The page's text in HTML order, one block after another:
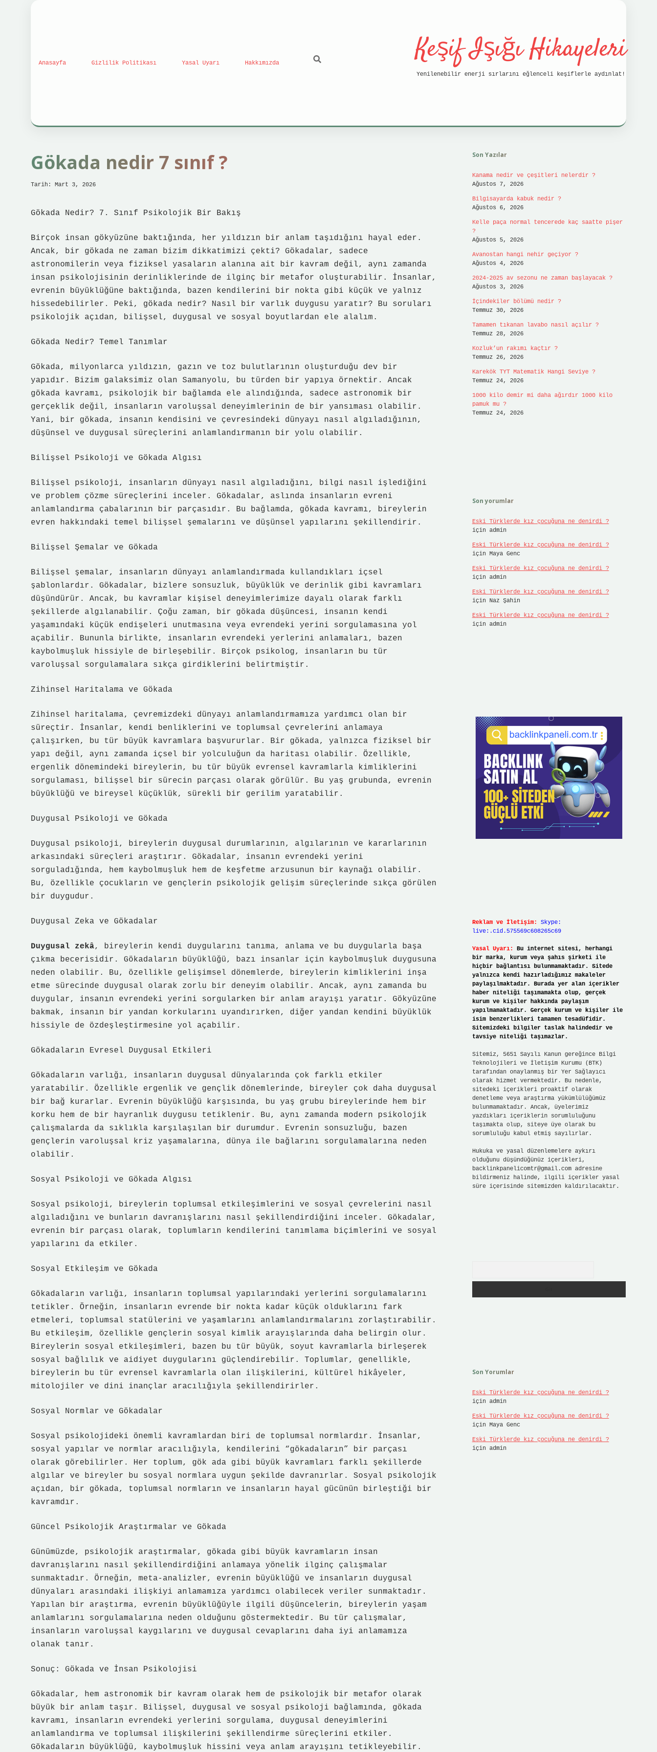
Anasayfa Gizlilik Politikası Yasal Uyarı Hakkımızda Keşif Işığı Hikayeleri
Yenilenebilir enerji sırlarını eğlenceli keşiflerle aydınlat!
Gökada nedir 7 sınıf ?
Tarih: Mart 3, 2026
Gökada Nedir? 7. Sınıf Psikolojik Bir Bakış
Birçok insan gökyüzüne baktığında, her yıldızın bir anlam taşıdığını hayal eder.
Ancak, bir gökada ne zaman bizim dikkatimizi çekti? Gökadalar, sadece
astronomilerin veya fiziksel yasaların alanına ait bir kavram değil, aynı zamanda
insan psikolojisinin derinliklerinde de ilginç bir metafor oluşturabilir. İnsanlar,
evrenin büyüklüğüne baktığında, bazen kendilerini bir nokta gibi küçük ve yalnız
hissedebilirler. Peki, gökada nedir? Nasıl bir varlık duygusu yaratır? Bu soruları
psikolojik açıdan, bilişsel, duygusal ve sosyal boyutlardan ele alalım.
Gökada Nedir? Temel Tanımlar
Gökada, milyonlarca yıldızın, gazın ve toz bulutlarının oluşturduğu dev bir
yapıdır. Bizim galaksimiz olan Samanyolu, bu türden bir yapıya örnektir. Ancak
gökada kavramı, psikolojik bir bağlamda ele alındığında, sadece astronomik bir
gerçeklik değil, insanların varoluşsal deneyimlerinin de bir yansıması olabilir.
Yani, bir gökada, insanın kendisini ve çevresindeki dünyayı nasıl algıladığının,
düşünsel ve duygusal süreçlerini anlamlandırmanın bir yolu olabilir.
Bilişsel Psikoloji ve Gökada Algısı
Bilişsel psikoloji, insanların dünyayı nasıl algıladığını, bilgi nasıl işlediğini
ve problem çözme süreçlerini inceler. Gökadalar, aslında insanların evreni
anlamlandırma çabalarının bir parçasıdır. Bu bağlamda, gökada kavramı, bireylerin
evren hakkındaki temel bilişsel şemalarını ve düşünsel yapılarını şekillendirir.
Bilişsel Şemalar ve Gökada
Bilişsel şemalar, insanların dünyayı anlamlandırmada kullandıkları içsel
şablonlardır. Gökadalar, bizlere sonsuzluk, büyüklük ve derinlik gibi kavramları
düşündürür. Ancak, bu kavramlar kişisel deneyimlerimize dayalı olarak farklı
şekillerde algılanabilir. Çoğu zaman, bir gökada düşüncesi, insanın kendi
yaşamındaki küçük endişeleri unutmasına veya evrendeki yerini sorgulamasına yol
açabilir. Bununla birlikte, insanların evrendeki yerlerini anlamaları, bazen
kaybolmuşluk hissiyle de birleşebilir. Birçok psikolog, insanların bu tür
varoluşsal sorgulamalara sıkça girdiklerini belirtmiştir.
Zihinsel Haritalama ve Gökada
Zihinsel haritalama, çevremizdeki dünyayı anlamlandırmamıza yardımcı olan bir
süreçtir. İnsanlar, kendi benliklerini ve toplumsal çevrelerini anlamaya
çalışırken, bu tür büyük kavramlara başvururlar. Bir gökada, yalnızca fiziksel bir
yapı değil, aynı zamanda içsel bir yolculuğun da haritası olabilir. Özellikle,
ergenlik dönemindeki bireylerin, bu tür büyük evrensel kavramlarla kimliklerini
sorgulaması, bilişsel bir sürecin parçası olarak görülür. Bu yaş grubunda, evrenin
büyüklüğü ve bireysel küçüklük, sürekli bir gerilim yaratabilir.
Duygusal Psikoloji ve Gökada
Duygusal psikoloji, bireylerin duygusal durumlarının, algılarının ve kararlarının
arkasındaki süreçleri araştırır. Gökadalar, insanın evrendeki yerini
sorguladığında, hem kaybolmuşluk hem de keşfetme arzusunun bir kaynağı olabilir.
Bu, özellikle çocukların ve gençlerin psikolojik gelişim süreçlerinde sıkça görülen
bir duygudur.
Duygusal Zeka ve Gökadalar
Duygusal zekâ, bireylerin kendi duygularını tanıma, anlama ve bu duygularla başa
çıkma becerisidir. Gökadaların büyüklüğü, bazı insanlar için kaybolmuşluk duygusuna
neden olabilir. Bu, özellikle gelişimsel dönemlerde, bireylerin kimliklerini inşa
etme sürecinde duygusal olarak zorlu bir deneyim olabilir. Ancak, aynı zamanda bu
duygular, insanın evrendeki yerini sorgularken bir anlam arayışı yaratır. Gökyüzüne
bakmak, insanın bir yandan korkularını uyandırırken, diğer yandan kendini büyüklük
hissiyle de özdeşleştirmesine yol açabilir.
Gökadaların Evresel Duygusal Etkileri
Gökadaların varlığı, insanların duygusal dünyalarında çok farklı etkiler
yaratabilir. Özellikle ergenlik ve gençlik dönemlerinde, bireyler çok daha duygusal
bir bağ kurarlar. Evrenin büyüklüğü karşısında, bu yaş grubu bireylerinde hem bir
korku hem de bir hayranlık duygusu tetiklenir. Bu, aynı zamanda modern psikolojik
çalışmalarda da sıklıkla karşılaşılan bir durumdur. Evrenin sonsuzluğu, bazen
gençlerin varoluşsal kriz yaşamalarına, dünya ile bağlarını sorgulamalarına neden
olabilir.
Sosyal Psikoloji ve Gökada Algısı
Sosyal psikoloji, bireylerin toplumsal etkileşimlerini ve sosyal çevrelerini nasıl
algıladığını ve bunların davranışlarını nasıl şekillendirdiğini inceler. Gökadalar,
evrenin bir parçası olarak, toplumların kendilerini tanımlama biçimlerini ve sosyal
yapılarını da etkiler.
Sosyal Etkileşim ve Gökada
Gökadaların varlığı, insanların toplumsal yapılarındaki yerlerini sorgulamalarını
tetikler. Örneğin, insanların evrende bir nokta kadar küçük olduklarını fark
etmeleri, toplumsal statülerini ve yaşamlarını anlamlandırmalarını zorlaştırabilir.
Bu etkileşim, özellikle gençlerin sosyal kimlik arayışlarında daha belirgin olur.
Bireylerin sosyal etkileşimleri, bazen bu tür büyük, soyut kavramlarla birleşerek
sosyal bağlılık ve aidiyet duygularını güçlendirebilir. Toplumlar, genellikle,
bireylerin bu tür evrensel kavramlarla olan ilişkilerini, kültürel hikâyeler,
mitolojiler ve dini inançlar aracılığıyla şekillendirirler.
Sosyal Normlar ve Gökadalar
Sosyal psikolojideki önemli kavramlardan biri de toplumsal normlardır. İnsanlar,
sosyal yapılar ve normlar aracılığıyla, kendilerini “gökadaların” bir parçası
olarak görebilirler. Her toplum, gök ada gibi büyük kavramları farklı şekillerde
algılar ve bireyler bu sosyal normlara uygun şekilde davranırlar. Sosyal psikolojik
açıdan, bir gökada, toplumsal normların ve insanların hayal gücünün birleştiği bir
kavramdır.
Güncel Psikolojik Araştırmalar ve Gökada
Günümüzde, psikolojik araştırmalar, gökada gibi büyük kavramların insan
davranışlarını nasıl şekillendirdiğini anlamaya yönelik ilginç çalışmalar
sunmaktadır. Örneğin, meta-analizler, evrenin büyüklüğü ve insanların duygusal
dünyaları arasındaki ilişkiyi anlamamıza yardımcı olabilecek veriler sunmaktadır.
Yapılan bir araştırma, evrenin büyüklüğüyle ilgili düşüncelerin, bireylerin yaşam
anlamlarını sorgulamalarına neden olduğunu göstermektedir. Bu tür çalışmalar,
insanların varoluşsal kaygılarını ve duygusal cevaplarını daha iyi anlamamıza
olanak tanır.
Sonuç: Gökada ve İnsan Psikolojisi
Gökadalar, hem astronomik bir kavram olarak hem de psikolojik bir metafor olarak
büyük bir anlam taşır. Bilişsel, duygusal ve sosyal psikoloji bağlamında, gökada
kavramı, insanların evrendeki yerlerini sorgulama, duygusal deneyimlerini
anlamlandırma ve toplumsal ilişkilerini şekillendirme süreçlerini etkiler.
Gökadaların büyüklüğü, kaybolmuşluk hissini veya anlam arayışını tetikleyebilir.
Son Yazılar
Kanama nedir ve çeşitleri nelerdir ?
Ağustos 7, 2026
Bilgisayarda kabuk nedir ?
Ağustos 6, 2026
Kelle paça normal tencerede kaç saatte pişer
?
Ağustos 5, 2026
Avanostan hangi nehir geçiyor ?
Ağustos 4, 2026
2024-2025 av sezonu ne zaman başlayacak ?
Ağustos 3, 2026
İçindekiler bölümü nedir ?
Temmuz 30, 2026
Tamamen tıkanan lavabo nasıl açılır ?
Temmuz 28, 2026
Kozluk’un rakımı kaçtır ?
Temmuz 26, 2026
Karekök TYT Matematik Hangi Seviye ?
Temmuz 24, 2026
1000 kilo demir mi daha ağırdır 1000 kilo
pamuk mu ?
Temmuz 24, 2026
Son yorumlar
Eski Türklerde kız çocuğuna ne denirdi ?
için admin
Eski Türklerde kız çocuğuna ne denirdi ?
için Maya Genc
Eski Türklerde kız çocuğuna ne denirdi ?
için admin
Eski Türklerde kız çocuğuna ne denirdi ?
için Naz Şahin
Eski Türklerde kız çocuğuna ne denirdi ?
için admin
Reklam ve İletişim:
Skype:
live:.cid.575569c608265c69
Yasal Uyarı:
Bu internet sitesi, herhangi
bir marka, kurum veya şahıs şirketi ile
hiçbir bağlantısı bulunmamaktadır. Sitede
yalnızca kendi hazırladığımız makaleler
paylaşılmaktadır. Burada yer alan içerikler
haber niteliği taşımamakta olup, gerçek
kurum ve kişiler hakkında paylaşım
yapılmamaktadır. Gerçek kurum ve kişiler ile
isim benzerlikleri tamamen tesadüfidir.
Sitemizdeki bilgiler taslak halindedir ve
tavsiye niteliği taşımazlar.
Sitemiz, 5651 Sayılı Kanun gereğince Bilgi
Teknolojileri ve İletişim Kurumu (BTK)
tarafından onaylanmış bir Yer Sağlayıcı
olarak hizmet vermektedir. Bu nedenle,
sitedeki içerikleri proaktif olarak
denetleme veya araştırma yükümlülüğümüz
bulunmamaktadır. Ancak, üyelerimiz
yazdıkları içeriklerin sorumluluğunu
taşımakta olup, siteye üye olarak bu
sorumluluğu kabul etmiş sayılırlar.
Hukuka ve yasal düzenlemelere aykırı
olduğunu düşündüğünüz içerikleri,
backlinkpanelicomtr@gmail.comadresine
bildirmeniz halinde, ilgili içerikler yasal
süre içerisinde sitemizden kaldırılacaktır.
Son Yorumlar
Eski Türklerde kız çocuğuna ne denirdi ?
için admin
Eski Türklerde kız çocuğuna ne denirdi ?
için Maya Genc
Eski Türklerde kız çocuğuna ne denirdi ?
için admin